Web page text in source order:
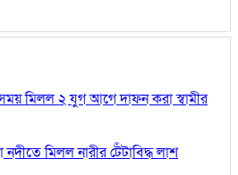
সময় মিলল ২ যুগ আগে দাফন করা স্বামীর
মিলল নারীর টেঁটাবিদ্ধ লাশ